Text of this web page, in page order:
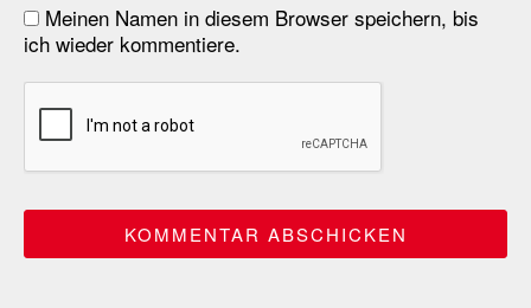
Meinen Namen in diesem Browser speichern, bis
ich wieder kommentiere.